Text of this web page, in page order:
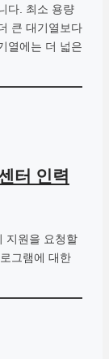
다. 최소 용량
큰 대기열보다
열에는 더 넓은
터 인력
지원을 요청할
그램에 대한